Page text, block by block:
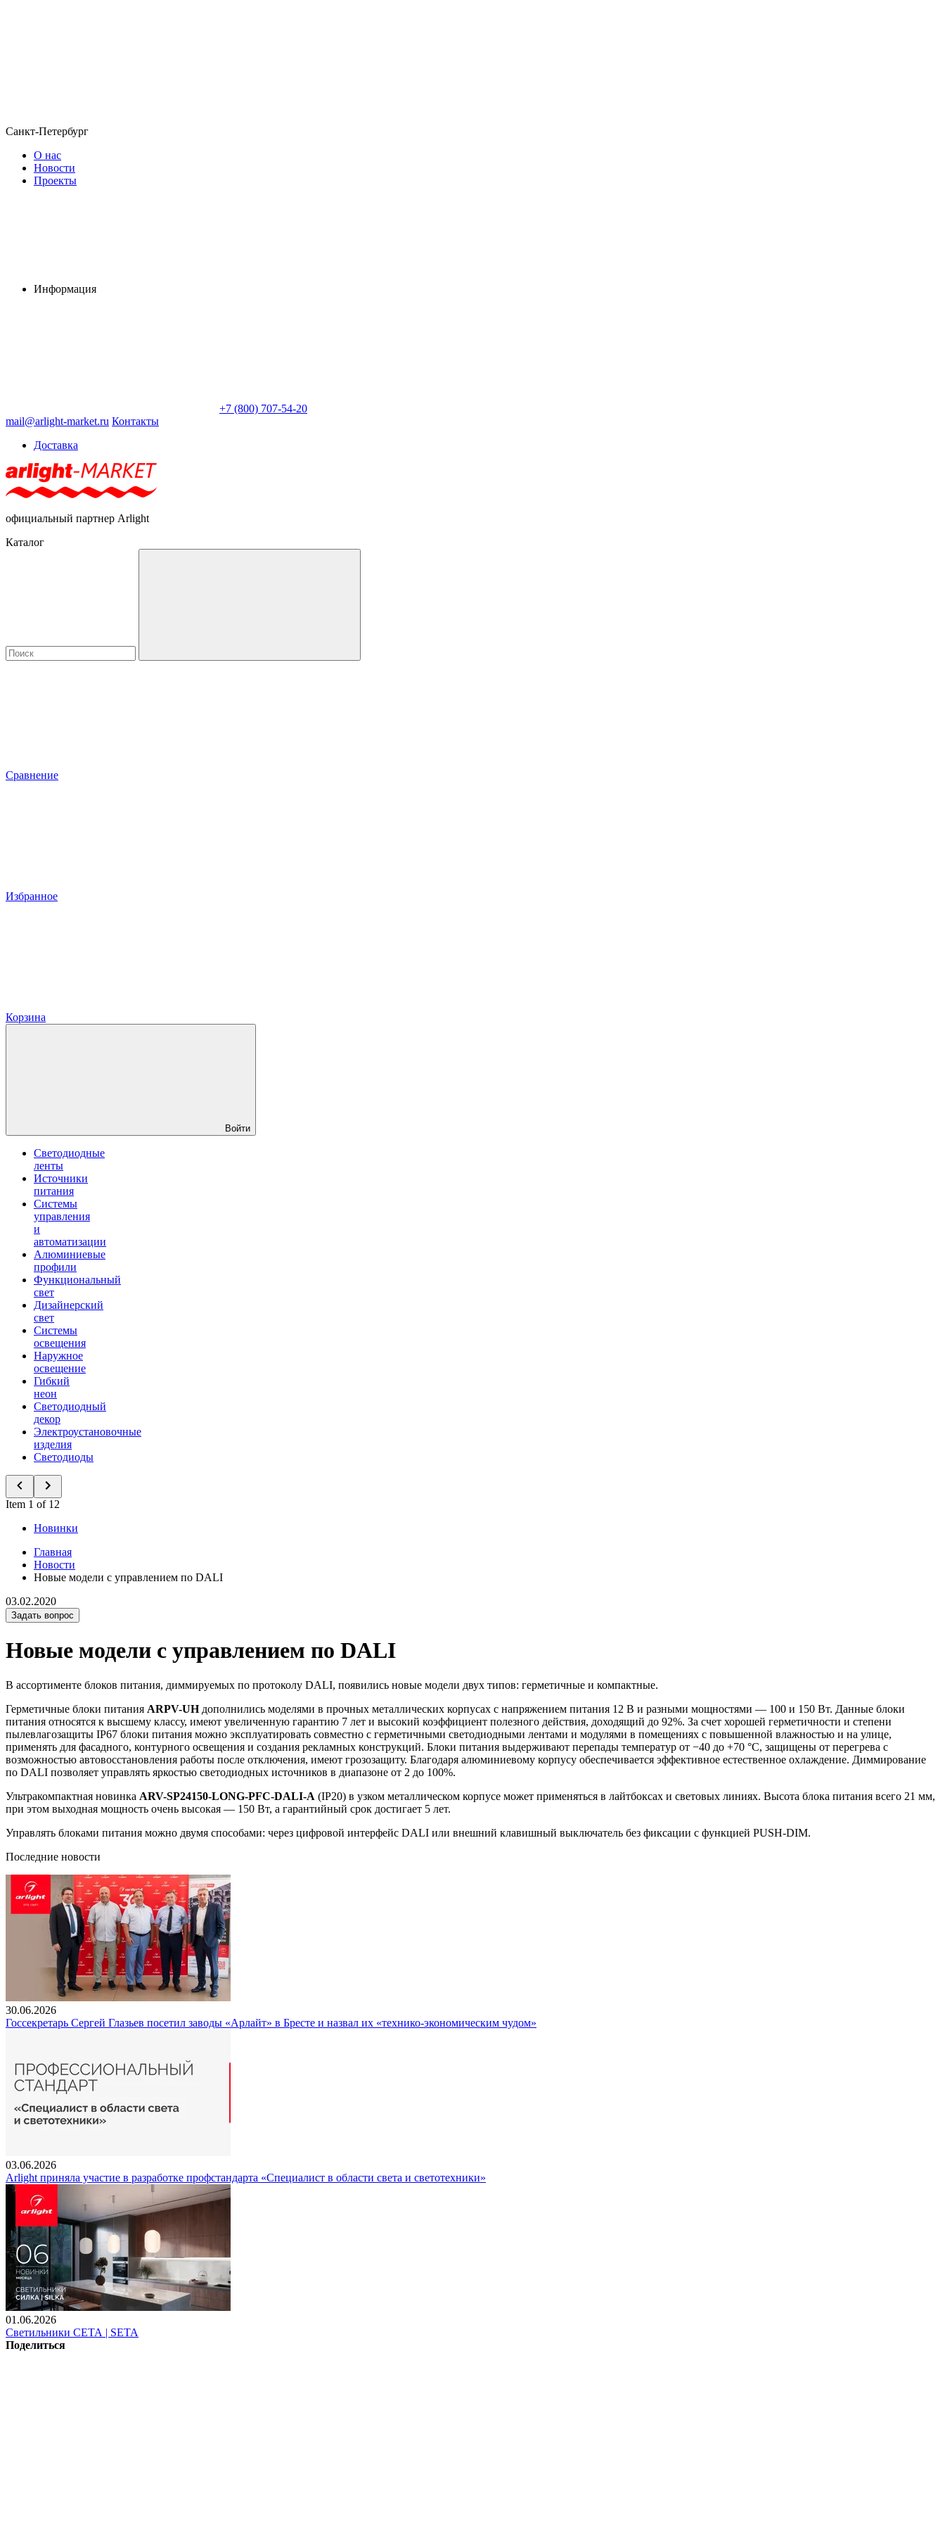
Санкт-Петербург
О нас
Новости
Проекты
Информация
+7 (800) 707-54-20
mail@arlight-market.ru Контакты
Доставка
официальный партнер Arlight
Каталог
Сравнение
Избранное
Корзина
Войти
Светодиодные
ленты
Источники
питания
Системы
управления
и
автоматизации
Алюминиевые
профили
Функциональный
свет
Дизайнерский
свет
Системы
освещения
Наружное
освещение
Гибкий
неон
Светодиодный
декор
Электроустановочные
изделия
Светодиоды
Item 1 of 12
Новинки
Главная
Новости
Новые модели с управлением по DALI
03.02.2020
Задать вопрос
Новые модели с управлением по DALI
В ассортименте блоков питания, диммируемых по протоколу DALI, появились новые модели двух типов: герметичные и компактные.
Герметичные блоки питания ARPV-UHдополнились моделями в прочных металлических корпусах с напряжением питания 12 В и разными мощностями — 100 и 150 Вт. Данные блоки
питания относятся к высшему классу, имеют увеличенную гарантию 7 лет и высокий коэффициент полезного действия, доходящий до 92%. За счет хорошей герметичности и степени
пылевлагозащиты IP67 блоки питания можно эксплуатировать совместно с герметичными светодиодными лентами и модулями в помещениях с повышенной влажностью и на улице,
применять для фасадного, контурного освещения и создания рекламных конструкций. Блоки питания выдерживают перепады температур от −40 до +70 °С, защищены от перегрева с
возможностью автовосстановления работы после отключения, имеют грозозащиту. Благодаря алюминиевому корпусу обеспечивается эффективное естественное охлаждение. Диммирование
по DALI позволяет управлять яркостью светодиодных источников в диапазоне от 2 до 100%.
Ультракомпактная новинка ARV-SP24150-LONG-PFC-DALI-A (IP20) в узком металлическом корпусе может применяться в лайтбоксах и световых линиях. Высота блока питания всего 21 мм,
при этом выходная мощность очень высокая — 150 Вт, а гарантийный срок достигает 5 лет.
Управлять блоками питания можно двумя способами: через цифровой интерфейс DALI или внешний клавишный выключатель без фиксации с функцией PUSH-DIM.
Последние новости
30.06.2026
Госсекретарь Сергей Глазьев посетил заводы «Арлайт» в Бресте и назвал их «технико-экономическим чудом»
03.06.2026
Arlight приняла участие в разработке профстандарта «Специалист в области света и светотехники»
01.06.2026
Светильники СЕТА | SETA
Поделиться